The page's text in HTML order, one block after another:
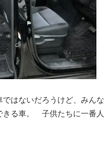
はないだろうけど、みんな
きる車。 子供たちに一番人